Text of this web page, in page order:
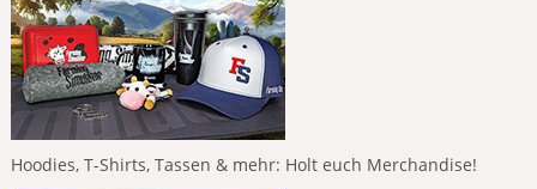
Hoodies, T-Shirts, Tassen & mehr: Holt euch Merchandise!